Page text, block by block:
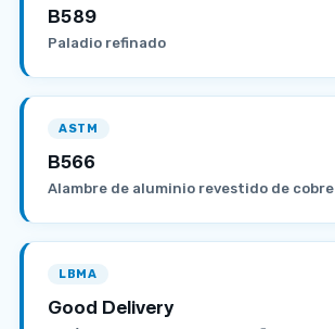
B589
Paladio refinado
ASTM
B566
Alambre de aluminio revestido de cobre
LBMA
Good Delivery